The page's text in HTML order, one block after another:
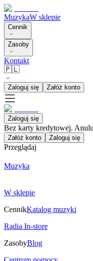
MuzykaW sklepie
Cennik
Zasoby
Kontakt
🇵🇱
Zaloguj się Załóż konto
Zaloguj się
Bez karty kredytowej.
Załóż konto Zaloguj się
Przeglądaj
Muzyka
W sklepie
CennikKatalog muzyki
Radia In-store
ZasobyBlog